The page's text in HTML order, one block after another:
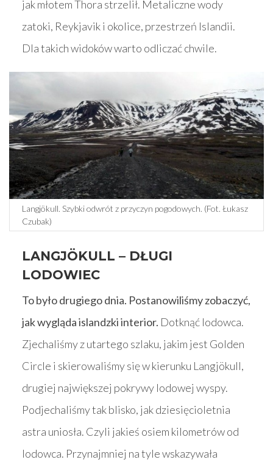
jak młotem Thora strzelił. Metaliczne wody
zatoki, Reykjavik i okolice, przestrzeń Islandii.
Dla takich widoków warto odliczać chwile.
Langjökull. Szybki odwrót z przyczyn pogodowych. (Fot. Łukasz
Czubak)
LANGJÖKULL – DŁUGI
LODOWIEC
To było drugiego dnia. Postanowiliśmy zobaczyć,
jak wygląda islandzki interior. Dotknąć lodowca.
Zjechaliśmy z utartego szlaku, jakim jest Golden
Circle i skierowaliśmy się w kierunku Langjökull,
drugiej największej pokrywy lodowej wyspy.
Podjechaliśmy tak blisko, jak dziesięcioletnia
astra uniosła. Czyli jakieś osiem kilometrów od
lodowca. Przynajmniej na tyle wskazywała